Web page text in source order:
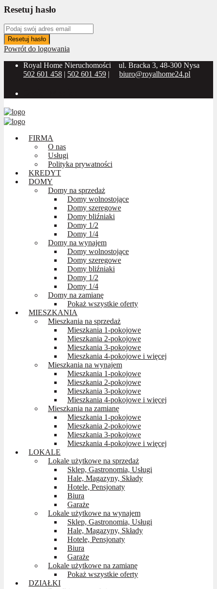
Resetuj hasło
Resetuj hasło
Powrót do logowania
Royal Home Nieruchomości
ul. Bracka 3, 48-300 Nysa
502 601 458 | 502 601 459 | biuro@royalhome24.pl
FIRMA
O nas
Usługi
Polityka prywatności
KREDYT
DOMY
Domy na sprzedaż
Domy wolnostojące
Domy szeregowe
Domy bliźniaki
Domy 1/2
Domy 1/4
Domy na wynajem
Domy wolnostojące
Domy szeregowe
Domy bliźniaki
Domy 1/2
Domy 1/4
Domy na zamianę
Pokaż wszystkie oferty
MIESZKANIA
Mieszkania na sprzedaż
Mieszkania 1-pokojowe
Mieszkania 2-pokojowe
Mieszkania 3-pokojowe
Mieszkania 4-pokojowe i więcej
Mieszkania na wynajem
Mieszkania 1-pokojowe
Mieszkania 2-pokojowe
Mieszkania 3-pokojowe
Mieszkania 4-pokojowe i więcej
Mieszkania na zamianę
Mieszkania 1-pokojowe
Mieszkania 2-pokojowe
Mieszkania 3-pokojowe
Mieszkania 4-pokojowe i więcej
LOKALE
Lokale użytkowe na sprzedaż
Sklep, Gastronomia, Usługi
Hale, Magazyny, Składy
Hotele, Pensjonaty
Biura
Garaże
Lokale użytkowe na wynajem
Sklep, Gastronomia, Usługi
Hale, Magazyny, Składy
Hotele, Pensjonaty
Biura
Garaże
Lokale użytkowe na zamianę
Pokaż wszystkie oferty
DZIAŁKI